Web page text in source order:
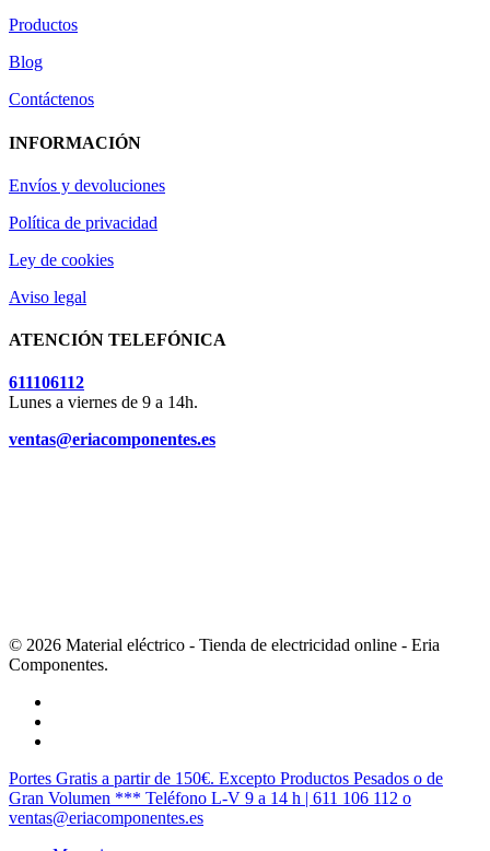
Productos
Blog
Contáctenos
INFORMACIÓN
Envíos y devoluciones
Política de privacidad
Ley de cookies
Aviso legal
ATENCIÓN TELEFÓNICA
611106112
Lunes a viernes de 9 a 14h.
ventas@eriacomponentes.es
© 2026 Material eléctrico - Tienda de electricidad online - Eria
Componentes.
Cerrar
Menú
Portes Gratis a partir de 150€. Excepto Productos Pesados o de
Gran Volumen *** Teléfono L-V 9 a 14 h | 611 106 112 o
ventas@eriacomponentes.es